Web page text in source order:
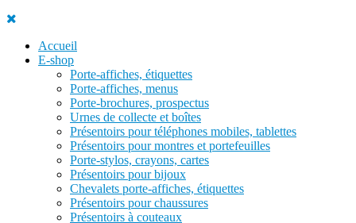
Accueil
E-shop
Porte-affiches, étiquettes
Porte-affiches, menus
Porte-brochures, prospectus
Urnes de collecte et boîtes
Présentoirs pour téléphones mobiles, tablettes
Présentoirs pour montres et portefeuilles
Porte-stylos, crayons, cartes
Présentoirs pour bijoux
Chevalets porte-affiches, étiquettes
Présentoirs pour chaussures
Présentoirs à couteaux